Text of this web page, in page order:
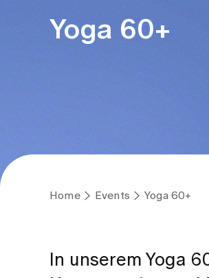
Yoga 60+
Home Events Yoga 60+
In unserem Yoga